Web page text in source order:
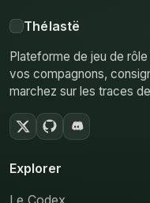
Thélastë
Plateforme de jeu de
vos compagnons,
marchez sur les traces
Explorer
Le Codex